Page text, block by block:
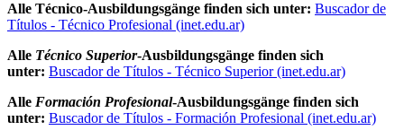
Alle Técnico-Ausbildungsgänge finden sich unter: Buscador de
Títulos - Técnico Profesional (inet.edu.ar)
Alle Técnico Superior-Ausbildungsgänge finden sich
unter: Buscador de Títulos - Técnico Superior (inet.edu.ar)
Alle Formación Profesional-Ausbildungsgänge finden sich
unter: Buscador de Títulos - Formación Profesional (inet.edu.ar)